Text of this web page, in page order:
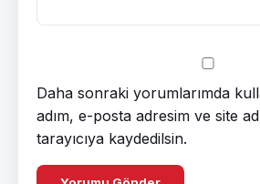
Daha sonraki yorumlarımda
adım, e-posta adresim ve site
tarayıcıya kaydedilsin.